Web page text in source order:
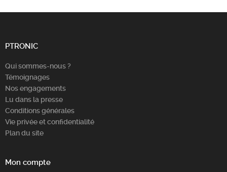
PTRONIC
Qui sommes-nous ?
Témoignages
Nos engagements
Lu dans la presse
Conditions générales
Vie privée et confidentialité
Plan du site
Mon compte